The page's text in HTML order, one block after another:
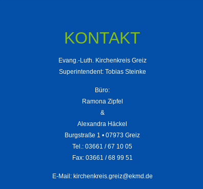
KONTAKT
Evang.-Luth. Kirchenkreis Greiz
Superintendent: Tobias Steinke
Büro:
Ramona Zipfel
&
Alexandra Häckel
Burgstraße 1 • 07973 Greiz
Tel.: 03661 / 67 10 05
Fax: 03661 / 68 99 51
E-Mail: kirchenkreis.greiz@ekmd.de